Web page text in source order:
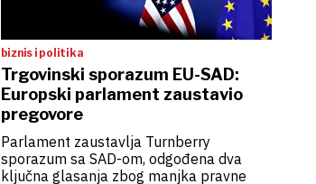
biznis i politika
Trgovinski sporazum EU-SAD:
Europski parlament zaustavio
pregovore
Parlament zaustavlja Turnberry
sporazum sa SAD-om, odgođena dva
ključna glasanja zbog manjka pravne